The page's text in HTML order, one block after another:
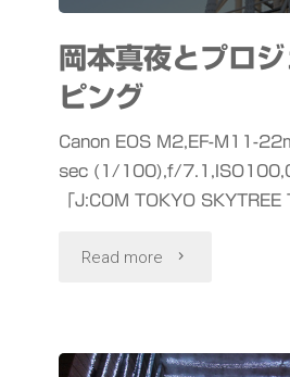
フ
ト
ス
岡本真夜とプロ
ピング
Canon EOS M2,EF-M11-
sec (1/100),f/7.1,ISO100,0
「J:COM TOKYO
Read more "岡
真